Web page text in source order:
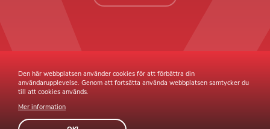
Grävande Journalister © Copyright 2026 |
Easywebpubliceringsverktyg
Den här webbplatsen använder cookies för att förbättra din
användarupplevelse. Genom att fortsätta använda webbplatsen samtycker du
till att cookies används.
Mer information